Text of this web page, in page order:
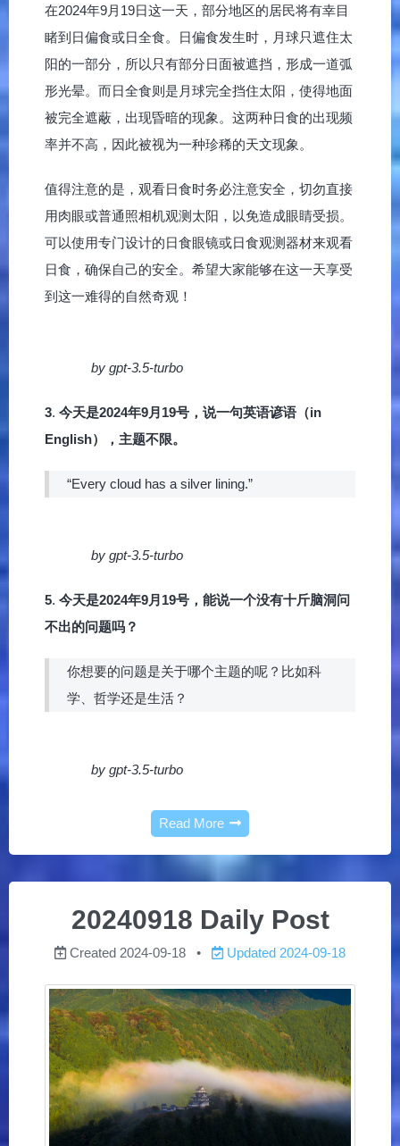
在2024年9月19日这一天，部分地区的居民将有幸目
睹到日偏食或日全食。日偏食发生时，月球只遮住太
阳的一部分，所以只有部分日面被遮挡，形成一道弧
形光晕。而日全食则是月球完全挡住太阳，使得地面
被完全遮蔽，出现昏暗的现象。这两种日食的出现频
率并不高，因此被视为一种珍稀的天文现象。
值得注意的是，观看日食时务必注意安全，切勿直接
用肉眼或普通照相机观测太阳，以免造成眼睛受损。
可以使用专门设计的日食眼镜或日食观测器材来观看
日食，确保自己的安全。希望大家能够在这一天享受
到这一难得的自然奇观！
by gpt-3.5-turbo
3. 今天是2024年9月19号，说一句英语谚语（in
English），主题不限。
“Every cloud has a silver lining.”
by gpt-3.5-turbo
5. 今天是2024年9月19号，能说一个没有十斤脑洞问
不出的问题吗？
你想要的问题是关于哪个主题的呢？比如科
学、哲学还是生活？
by gpt-3.5-turbo
Read More
20240918 Daily Post
Created 2024-09-18 Updated 2024-09-18